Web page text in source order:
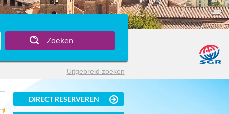
Zoeken
Uitgebreid zoeken
DIRECT RESERVEREN